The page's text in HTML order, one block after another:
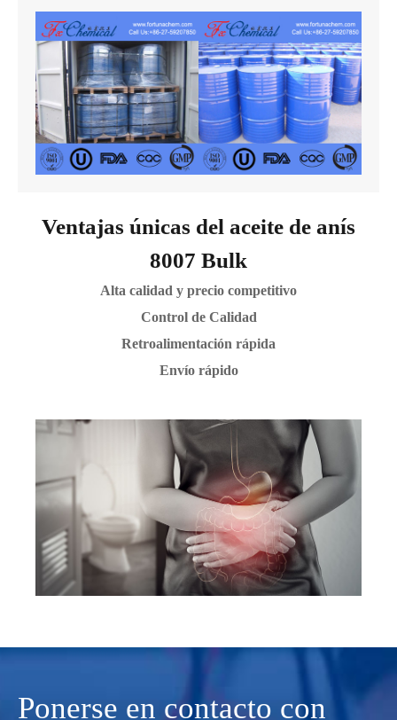
Ventajas únicas del aceite de anís
8007 Bulk
Alta calidad y precio competitivo
Control de Calidad
Retroalimentación rápida
Envío rápido
Ponerse en contacto con